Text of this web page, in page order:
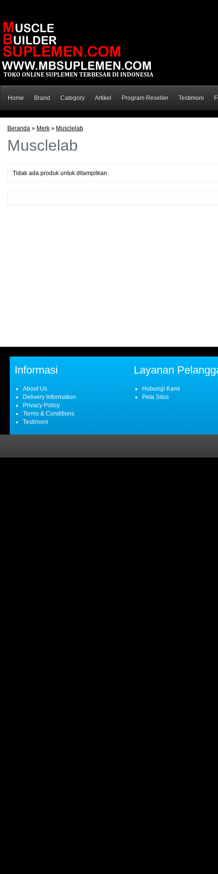
Home Brand Category Artikel Program Reseller Testimoni
Beranda » Merk » Musclelab
Musclelab
Tidak ada produk untuk ditampilkan.
Informasi
About Us
Delivery Information
Privacy Policy
Terms & Conditions
Testimoni
Layanan
Hubungi Kami
Peta Situs